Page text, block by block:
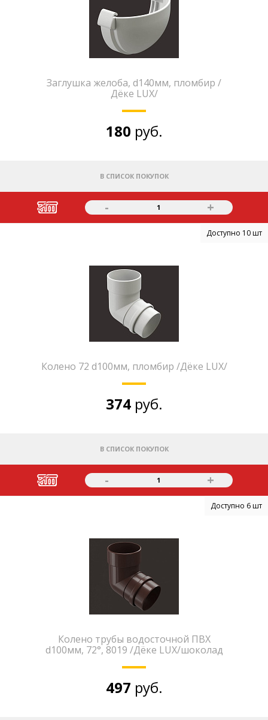
Заглушка желоба, d140мм, пломбир /
Дёке LUX/
180 руб.
В СПИСОК ПОКУПОК
- 1 +
Доступно 10 шт
Колено 72 d100мм, пломбир /Дёке LUX/
374 руб.
В СПИСОК ПОКУПОК
- 1 +
Доступно 6 шт
Колено трубы водосточной ПВХ
d100мм, 72°, 8019 /Дёке LUX/шоколад
497 руб.